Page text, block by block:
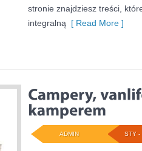
stronie znajdziesz treści,
integralną [ Read More ]
STY -
ADMIN